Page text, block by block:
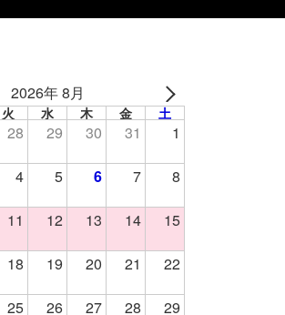
2026年 8月
火 水 木 金 土
28 29 30 31 1
4 5 6 7 8
11 12 13 14 15
18 19 20 21 22
25 26 27 28 29